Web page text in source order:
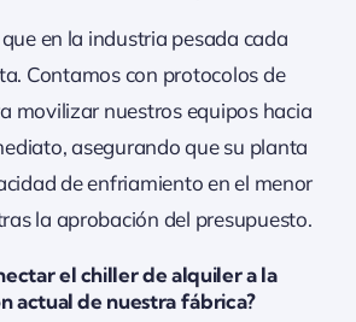
en la industria pesada cada
Contamos con protocolos de
movilizar nuestros equipos hacia
asegurando que su planta
de enfriamiento en el menor
la aprobación del presupuesto.
el chiller de alquiler a la
actual de nuestra fábrica?